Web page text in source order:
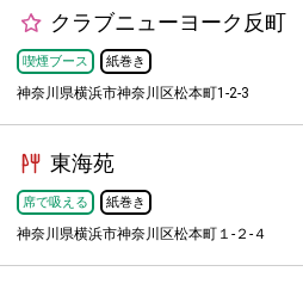
クラブニューヨーク反町
喫煙ブース 紙巻き
神奈川県横浜市神奈川区松本町1-2-3
東海苑
席で吸える 紙巻き
神奈川県横浜市神奈川区松本町１-２-４